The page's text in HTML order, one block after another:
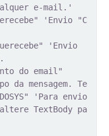
e-mail.'
'Envio "C
'Envio
do email"
da mensagem. Te
'Para envio
altere TextBody pa